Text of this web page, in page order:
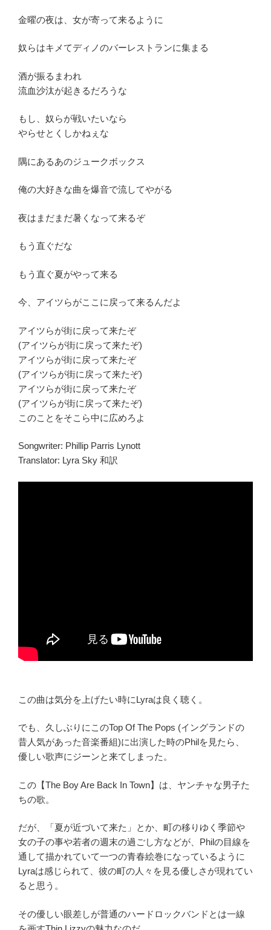
金曜の夜は、女が寄って来るように
奴らはキメてディノのバーレストランに集まる
酒が振るまわれ
流血沙汰が起きるだろうな
もし、奴らが戦いたいなら
やらせとくしかねぇな
隅にあるあのジュークボックス
俺の大好きな曲を爆音で流してやがる
夜はまだまだ暑くなって来るぞ
もう直ぐだな
もう直ぐ夏がやって来る
今、アイツらがここに戻って来るんだよ
アイツらが街に戻って来たぞ
(アイツらが街に戻って来たぞ)
アイツらが街に戻って来たぞ
(アイツらが街に戻って来たぞ)
アイツらが街に戻って来たぞ
(アイツらが街に戻って来たぞ)
このことをそこら中に広めろよ
Songwriter: Phillip Parris Lynott
Translator: Lyra Sky 和訳
この曲は気分を上げたい時にLyraは良く聴く。
でも、久しぶりにこのTop Of The Pops (イングランドの
昔人気があった音楽番組)に出演した時のPhilを見たら、
優しい歌声にジーンと来てしまった。
この【The Boy Are Back In Town】は、ヤンチャな男子た
ちの歌。
だが、「夏が近づいて来た」とか、町の移りゆく季節や
女の子の事や若者の週末の過ごし方などが、Philの目線を
通して描かれていて一つの青春絵巻になっているように
Lyraは感じられて、彼の町の人々を見る優しさが現れてい
ると思う。
その優しい眼差しが普通のハードロックバンドとは一線